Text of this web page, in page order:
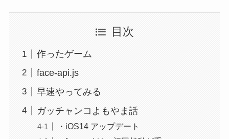
目次
作ったゲーム
face-api.js
早速やってみる
ガッチャンコよもやま話
・iOS14 アップデート